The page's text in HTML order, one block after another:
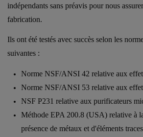
indépendants sans préavis pour nous
fabrication.
Ils ont été testés avec succès selon les
suivantes :
Norme NSF/ANSI 42 relative aux
Norme NSF/ANSI 53 relative aux
NSF P231 relative aux purificateurs
Méthode EPA 200.8 (USA) relative à
présence de métaux et d'éléments